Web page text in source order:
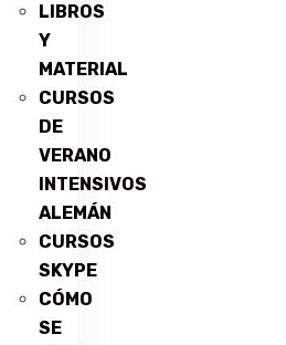
LIBROS
Y
MATERIAL
CURSOS
DE
VERANO
INTENSIVOS
ALEMÁN
CURSOS
SKYPE
CÓMO
SE